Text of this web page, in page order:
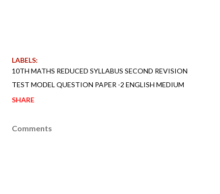
LABELS:
10TH MATHS REDUCED SYLLABUS SECOND REVISION
TEST MODEL QUESTION PAPER -2 ENGLISH MEDIUM
SHARE
Comments